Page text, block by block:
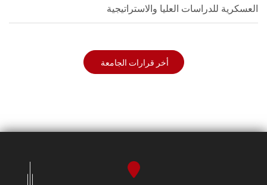
العسكرية للدراسات العليا والاستراتيجية
أخر قرارات الجامعة